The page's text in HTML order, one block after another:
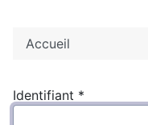
Accueil
Identifiant *